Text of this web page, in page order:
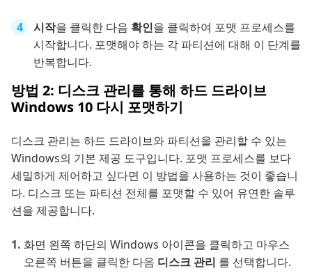
시작을 클릭한 다음 확인을 클릭하여 포맷 프로세스를
시작합니다. 포맷해야 하는 각 파티션에 대해 이 단계를
반복합니다.
방법 2: 디스크 관리를 통해 하드 드라이브
Windows 10 다시 포맷하기
디스크 관리는 하드 드라이브와 파티션을 관리할 수 있는
Windows의 기본 제공 도구입니다. 포맷 프로세스를 보다
세밀하게 제어하고 싶다면 이 방법을 사용하는 것이 좋습니
다. 디스크 또는 파티션 전체를 포맷할 수 있어 유연한 솔루
션을 제공합니다.
화면 왼쪽 하단의 Windows 아이콘을 클릭하고 마우스
오른쪽 버튼을 클릭한 다음 디스크 관리 를 선택합니다.